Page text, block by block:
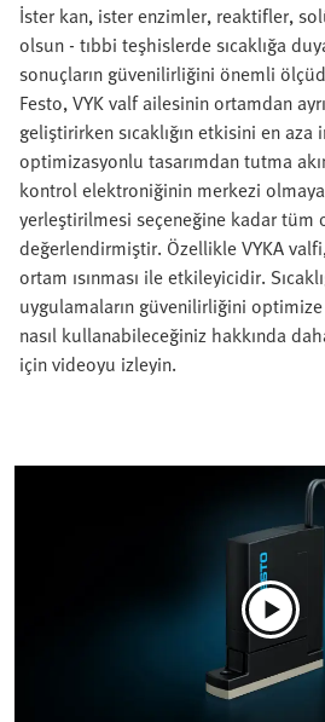
İster kan, ister enzimler, reaktifler,
olsun - tıbbi teşhislerde sıcaklığa
sonuçların güvenilirliğini önemli
Festo, VYK valf ailesinin ortamdan
geliştirirken sıcaklığın etkisini en aza
optimizasyonlu tasarımdan tutma
kontrol elektroniğinin merkezi
yerleştirilmesi seçeneğine kadar tüm
değerlendirmiştir. Özellikle VYKA
ortam ısınması ile etkileyicidir.
uygulamaların güvenilirliğini
nasıl kullanabileceğiniz hakkında
için videoyu izleyin.